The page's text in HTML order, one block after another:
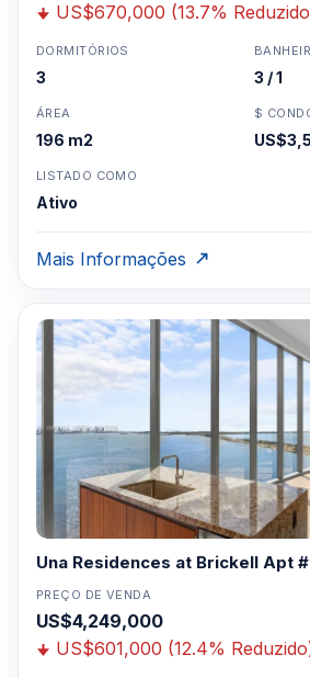
US$670,000 (13.7%
DORMITÓRIOS
3 3 / 1
ÁREA
196 m2
$
LISTADO COMO
Ativo
Mais Informações
Una Residences at Brickell Apt #
PREÇO DE VENDA
US$4,249,000
US$601,000 (12.4%